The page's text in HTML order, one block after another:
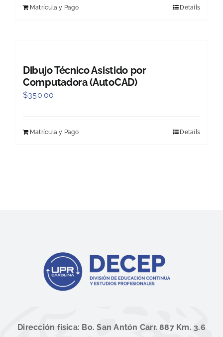
Matrícula y Pago Details
Dibujo Técnico Asistido por
Computadora (AutoCAD)
$350.00
Matrícula y Pago Details
Dirección física: Bo. San Antón Carr. 887 Km. 3.6